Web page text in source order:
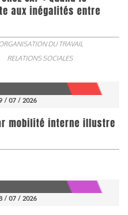
aux inégalités entre
DU TRAVAIL
RELATIONS SOCIALES
/ 07 / 2026
mobilité interne illustre
/ 07 / 2026